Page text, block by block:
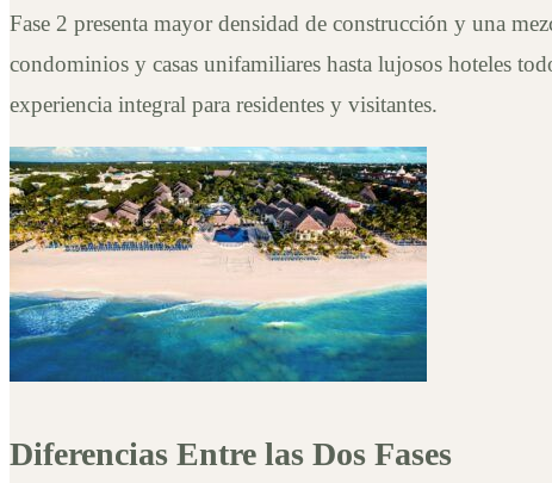
Fase 2 presenta mayor densidad de construcción y una
condominios y casas unifamiliares hasta lujosos hoteles
experiencia integral para residentes y visitantes.
Diferencias Entre las Dos Fases